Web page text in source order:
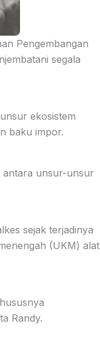
Pengembangan
segala
ekosistem
baku impor.
antara unsur-unsur
sejak terjadinya
(UKM) alat
Randy.